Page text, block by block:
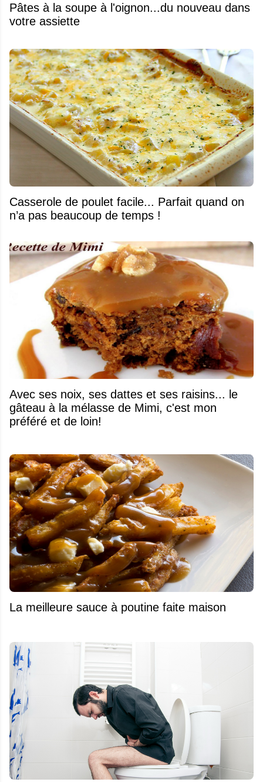
Pâtes à la soupe à l'oignon...du nouveau dans
votre assiette
Casserole de poulet facile... Parfait quand on
n’a pas beaucoup de temps !
Avec ses noix, ses dattes et ses raisins... le
gâteau à la mélasse de Mimi, c'est mon
préféré et de loin!
La meilleure sauce à poutine faite maison